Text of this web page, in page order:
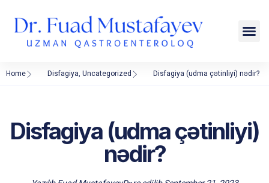
Home Disfagiya, Uncategorized Disfagiya (udma çətinliyi) nədir?
Disfagiya (udma çətinliyi)
nədir?